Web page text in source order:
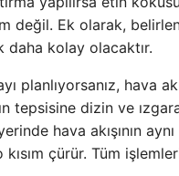
değil. Ek olarak,
daha kolay olacaktır.
planlıyorsanız, hava
tepsisine dizin ve
hava akışının
kısım çürür. Tüm